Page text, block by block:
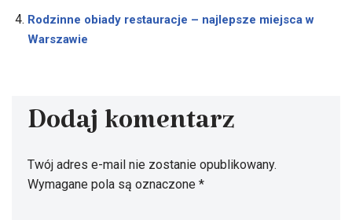
Rodzinne obiady restauracje – najlepsze miejsca w
Warszawie
Dodaj komentarz
Twój adres e-mail nie zostanie opublikowany.
Wymagane pola są oznaczone *